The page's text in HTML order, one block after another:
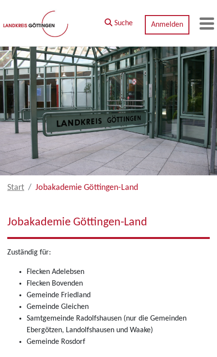
Zum Hauptinhalt springen
Suche Anmelden
Start Jobakademie Göttingen-Land
Jobakademie Göttingen-Land
Zuständig für:
Flecken Adelebsen
Flecken Bovenden
Gemeinde Friedland
Gemeinde Gleichen
Samtgemeinde Radolfshausen (nur die Gemeinden
Ebergötzen, Landolfshausen und Waake)
Gemeinde Rosdorf